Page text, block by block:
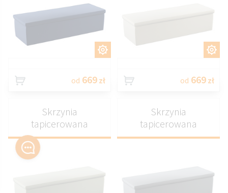
od 669 zł od 669 zł
Skrzynia
tapicerowana
Skrzynia
tapicerowana